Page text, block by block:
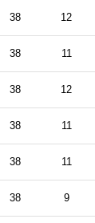
38 12
38 11
38 12
38 11
38 11
38 9